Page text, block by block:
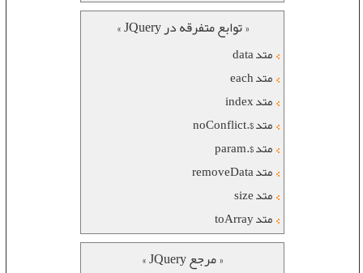
« توابع متفرقه در JQuery »
متد data
متد each
متد index
متد $.noConflict
متد $.param
متد removeData
متد size
متد toArray
« مرجع JQuery »